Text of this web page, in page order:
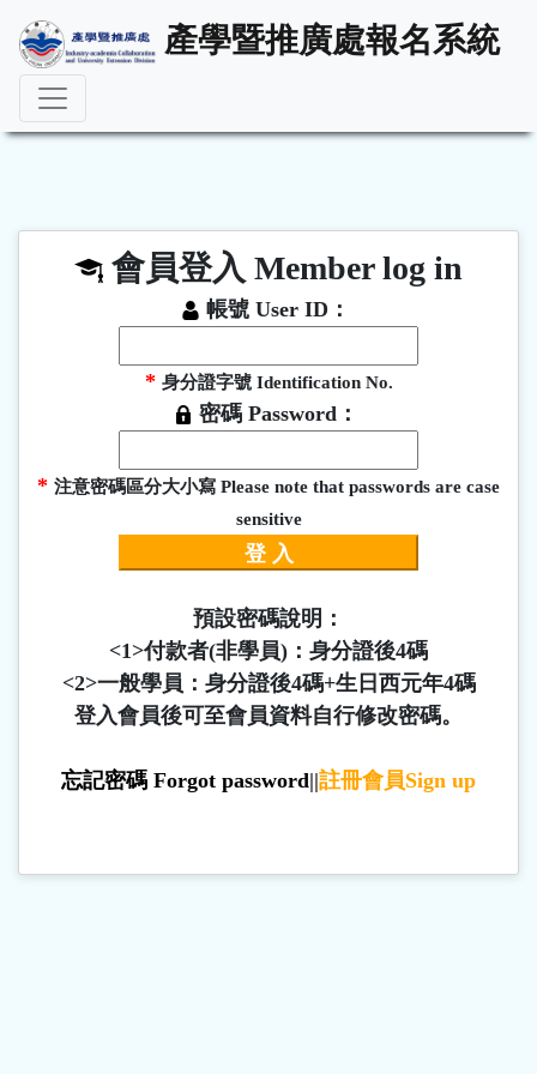
產學暨推廣處報名系統
會員登入 Member log in
帳號 User ID：
* 身分證字號 Identification No.
密碼 Password：
* 注意密碼區分大小寫 Please note that passwords are case
sensitive
預設密碼說明：
<1>付款者(非學員)：身分證後4碼
<2>一般學員：身分證後4碼+生日西元年4碼
登入會員後可至會員資料自行修改密碼。
忘記密碼 Forgot password||註冊會員Sign up